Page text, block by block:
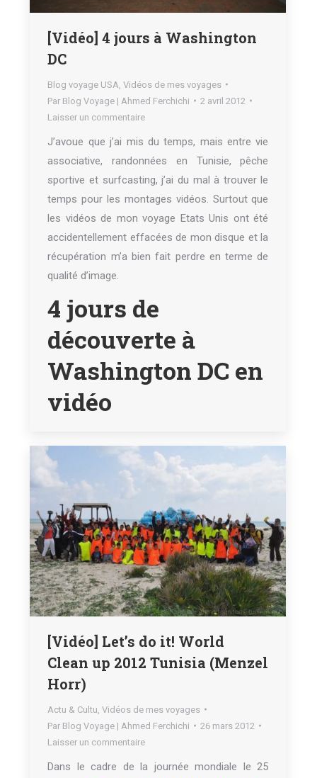
[Vidéo] 4 jours à Washington
DC
Blog voyage USA ,Vidéos de mes voyages
Par Blog Voyage | Ahmed Ferchichi
2 avril 2012
Laisser un commentaire
J’avoue que j’ai mis du temps, mais entre vie
associative, randonnées en Tunisie, pêche
sportive et surfcasting, j’ai du mal à trouver le
temps pour les montages vidéos. Surtout que
les vidéos de mon voyage Etats Unis ont été
accidentellement effacées de mon disque et la
récupération m’a bien fait perdre en terme de
qualité d’image.
4 jours de
découverte à
Washington DC en
vidéo
[Vidéo] Let’s do it! World
Clean up 2012 Tunisia (Menzel
Horr)
Actu & Cultu ,Vidéos de mes voyages
Par Blog Voyage | Ahmed Ferchichi
26 mars 2012
Laisser un commentaire
Dans le cadre de la journée mondiale le 25